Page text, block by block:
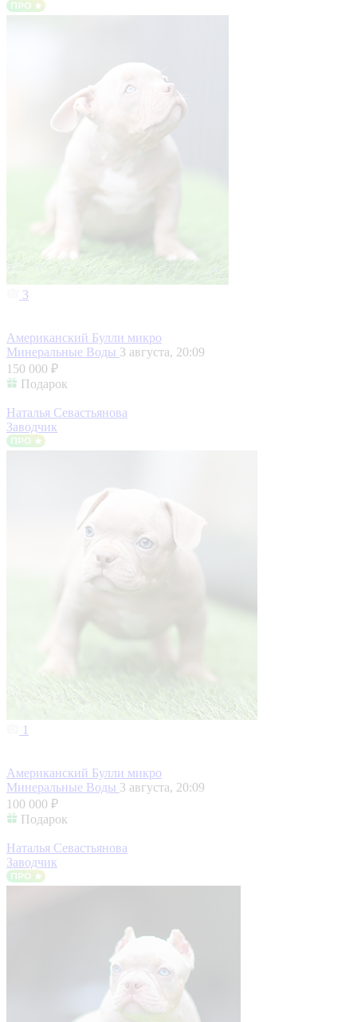
3
Американский Булли микро
Минеральные Воды 3 августа, 20:09
150 000 ₽
Подарок
Наталья Севастьянова
Заводчик
1
Американский Булли микро
Минеральные Воды 3 августа, 20:09
100 000 ₽
Подарок
Наталья Севастьянова
Заводчик